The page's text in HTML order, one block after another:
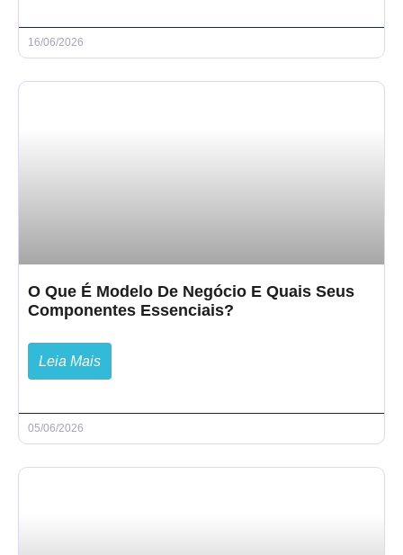
16/06/2026
O Que É Modelo De Negócio E Quais Seus
Componentes Essenciais?
Leia Mais
05/06/2026